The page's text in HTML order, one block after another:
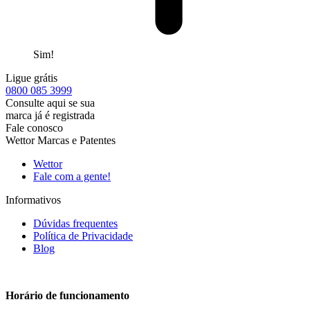
Sim!
Ligue grátis
0800 085 3999
Consulte aqui se sua
marca já é registrada
Fale conosco
Wettor Marcas e Patentes
Wettor
Fale com a gente!
Informativos
Dúvidas frequentes
Política de Privacidade
Blog
Horário de funcionamento